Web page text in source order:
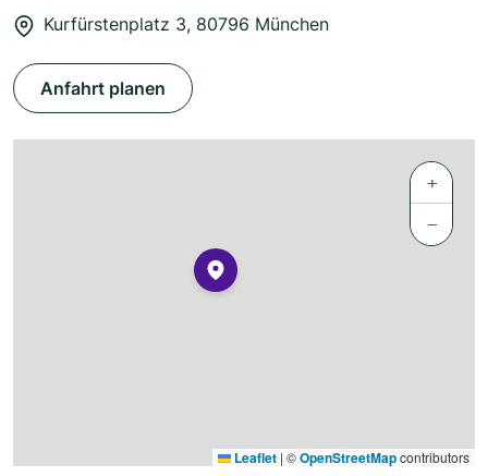
Kurfürstenplatz 3, 80796 München
Anfahrt planen
+
−
Leaflet | ©OpenStreetMapcontributors